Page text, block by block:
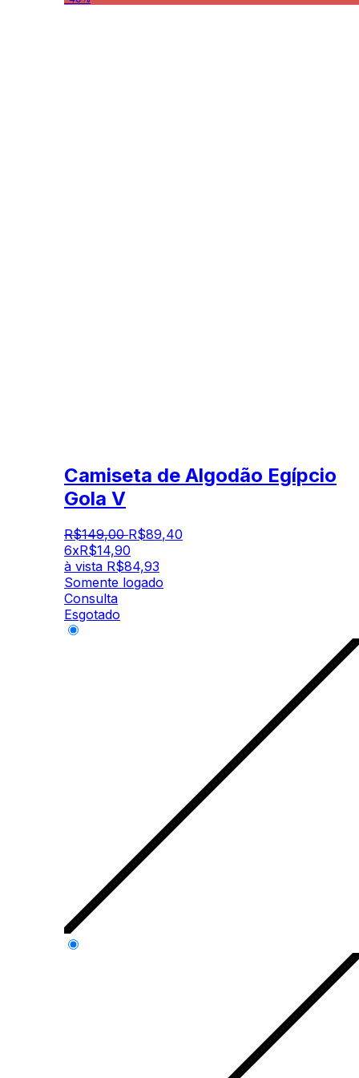
Camiseta de Algodão Egípcio
Gola V
R$149,00 R$89,40
6xR$14,90
à vista R$84,93
Somente logado
Consulta
Esgotado